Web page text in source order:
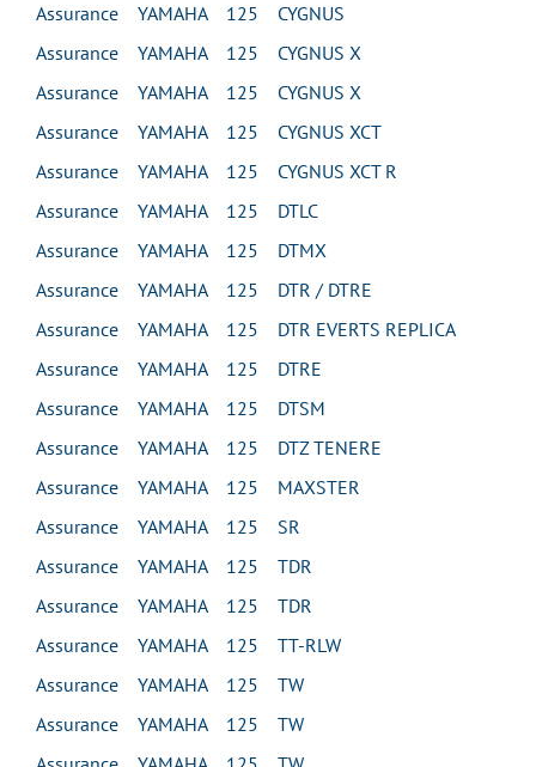
Assurance YAMAHA 125 CYGNUS
Assurance YAMAHA 125 CYGNUS X
Assurance YAMAHA 125 CYGNUS X
Assurance YAMAHA 125 CYGNUS XCT
Assurance YAMAHA 125 CYGNUS XCT R
Assurance YAMAHA 125 DTLC
Assurance YAMAHA 125 DTMX
Assurance YAMAHA 125 DTR / DTRE
Assurance YAMAHA 125 DTR EVERTS REPLICA
Assurance YAMAHA 125 DTRE
Assurance YAMAHA 125 DTSM
Assurance YAMAHA 125 DTZ TENERE
Assurance YAMAHA 125 MAXSTER
Assurance YAMAHA 125 SR
Assurance YAMAHA 125 TDR
Assurance YAMAHA 125 TDR
Assurance YAMAHA 125 TT-RLW
Assurance YAMAHA 125 TW
Assurance YAMAHA 125 TW